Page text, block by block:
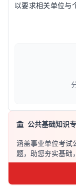
以要求相关单位与
公共基础知识
涵盖事业单位考试
题，助您夯实基础